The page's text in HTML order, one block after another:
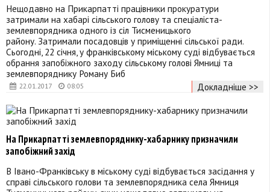
22.01.2017 08:05
Нещодавно на Прикарпатті працівники прокуратури
затримали на хабарі сільського голову та спеціаліста-
землевпорядника одного із сіл Тисменицького
району. Затримали посадовців у приміщенні сільської ради.
Сьогодні, 22 січня, у франківському міському суді відбувається
обрання запобіжного заходу сільському голові Ямниці та
землевпоряднику Роману Биб
Докладніше >>
На Прикарпатті землевпоряднику-хабарнику призначили
запобіжний захід
В Івано-Франківську в міському суді відбувається засідання у
справі сільського голови та землевпорядника села Ямниця